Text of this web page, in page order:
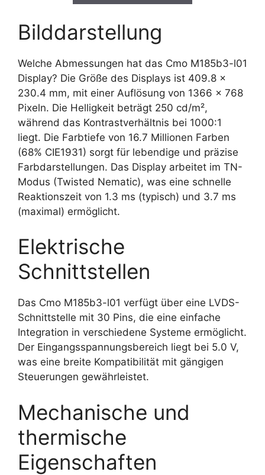
Bilddarstellung
Welche Abmessungen hat das Cmo M185b3-l01
Display? Die Größe des Displays ist 409.8 x
230.4 mm, mit einer Auflösung von 1366 x 768
Pixeln. Die Helligkeit beträgt 250 cd/m²,
während das Kontrastverhältnis bei 1000:1
liegt. Die Farbtiefe von 16.7 Millionen Farben
(68% CIE1931) sorgt für lebendige und präzise
Farbdarstellungen. Das Display arbeitet im TN-
Modus (Twisted Nematic), was eine schnelle
Reaktionszeit von 1.3 ms (typisch) und 3.7 ms
(maximal) ermöglicht.
Elektrische
Schnittstellen
Das Cmo M185b3-l01 verfügt über eine LVDS-
Schnittstelle mit 30 Pins, die eine einfache
Integration in verschiedene Systeme ermöglicht.
Der Eingangsspannungsbereich liegt bei 5.0 V,
was eine breite Kompatibilität mit gängigen
Steuerungen gewährleistet.
Mechanische und
thermische
Eigenschaften